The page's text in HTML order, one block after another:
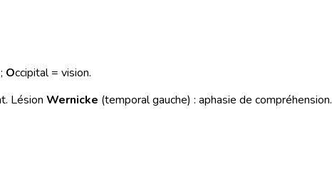
Occipital = vision.
Lésion Wernicke (temporal gauche) : aphasie de compréhension.